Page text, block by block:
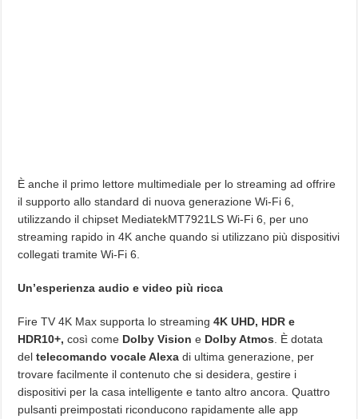
È anche il primo lettore multimediale per lo streaming ad offrire
il supporto allo standard di nuova generazione Wi-Fi 6,
utilizzando il chipset MediatekMT7921LS Wi-Fi 6, per uno
streaming rapido in 4K anche quando si utilizzano più dispositivi
collegati tramite Wi-Fi 6.
Un’esperienza audio e video più ricca
Fire TV 4K Max supporta lo streaming4K UHD, HDR e
HDR10+, così come Dolby Vision e Dolby Atmos . È dotata
deltelecomando vocale Alexa di ultima generazione, per
trovare facilmente il contenuto che si desidera, gestire i
dispositivi per la casa intelligente e tanto altro ancora. Quattro
pulsanti preimpostati riconducono rapidamente alle app